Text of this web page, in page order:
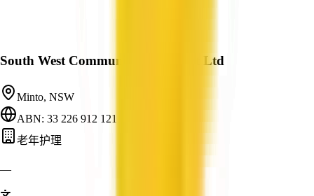
South West Community Transport Ltd
Minto, NSW
ABN: 33 226 912 121
老年护理
—